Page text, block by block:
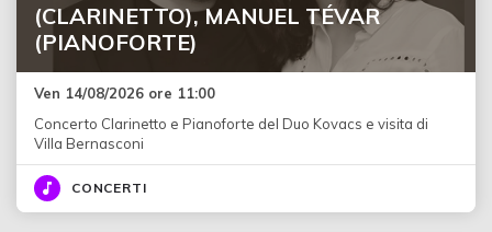
(CLARINETTO), MANUEL TÉVAR
(PIANOFORTE)
Ven 14/08/2026 ore 11:00
Concerto Clarinetto e Pianoforte del Duo Kovacs e visita di
Villa Bernasconi
CONCERTI